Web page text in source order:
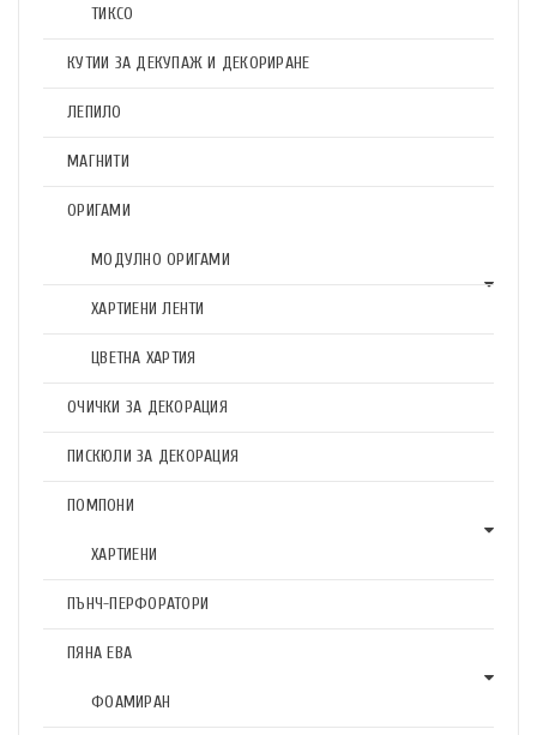
ТИКСО
КУТИИ ЗА ДЕКУПАЖ И ДЕКОРИРАНЕ
ЛЕПИЛО
МАГНИТИ
ОРИГАМИ
МОДУЛНО ОРИГАМИ
ХАРТИЕНИ ЛЕНТИ
ЦВЕТНА ХАРТИЯ
ОЧИЧКИ ЗА ДЕКОРАЦИЯ
ПИСКЮЛИ ЗА ДЕКОРАЦИЯ
ПОМПОНИ
ХАРТИЕНИ
ПЪНЧ-ПЕРФОРАТОРИ
ПЯНА ЕВА
ФОАМИРАН